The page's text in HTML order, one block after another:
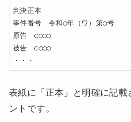
判決正本
事件番号　令和○年（ワ）第○号
原告　○○○○
被告　○○○○
表紙に「正本」と明確に記載
ントです。